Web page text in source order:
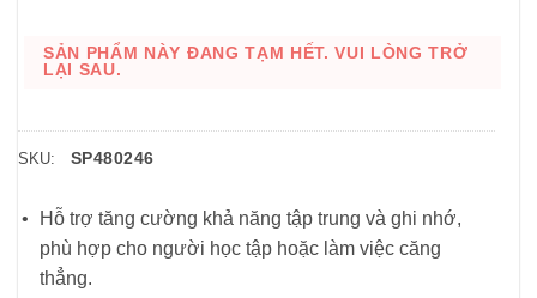
SẢN PHẨM NÀY ĐANG TẠM HẾT. VUI LÒNG TRỞ
LẠI SAU.
SKU: SP480246
Hỗ trợ tăng cường khả năng tập trung và ghi nhớ,
phù hợp cho người học tập hoặc làm việc căng
thẳng.